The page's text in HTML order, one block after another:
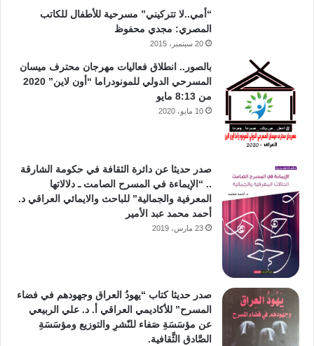
“أمي..لا تتركيني” مسرحية للأطفال للكاتب
المصري: مجدي محفوظ
20 سبتمبر، 2015
بالصور.. انطلاق فعاليات مهرجان محترف ميسان
المسرحي الدولي للمونودراما “أون لاين” 2020
من 8:13 مايو
10 مايو، 2020
صدر حديثا عن دائرة الثقافة في حكومة الشارقة
.. “الإيماءة في المسرح الصامت ـ دلالاتها
المعرفية والجمالية” للباحث والايمائي العراقي د.
أحمد محمد عبد الأمير
23 مارس، 2019
صدر حديثا كتاب “يهودُ العراق وجهودهم في فضاء
المسرح” للأكاديمي العراقي أ. د. علي الربيعي
عن مؤسَسَةِ صَفاء للنّشرِ والتوزيع ومؤسَسَةِ
الصَّادق الثَّقافية.